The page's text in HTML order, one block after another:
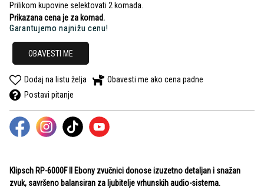
Prilikom kupovine selektovati 2 komada.
Prikazana cena je za komad.
Garantujemo najnižu cenu!
OBAVESTI ME
Dodaj na listu želja
Obavesti me ako cena padne
Postavi pitanje
Klipsch RP-6000F II Ebony zvučnici donose izuzetno detaljan i snažan
zvuk, savršeno balansiran za ljubitelje vrhunskih audio-sistema.